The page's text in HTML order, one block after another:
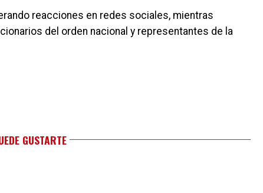
reacciones en redes sociales, mientras
del orden nacional y representantes de la
GUSTARTE